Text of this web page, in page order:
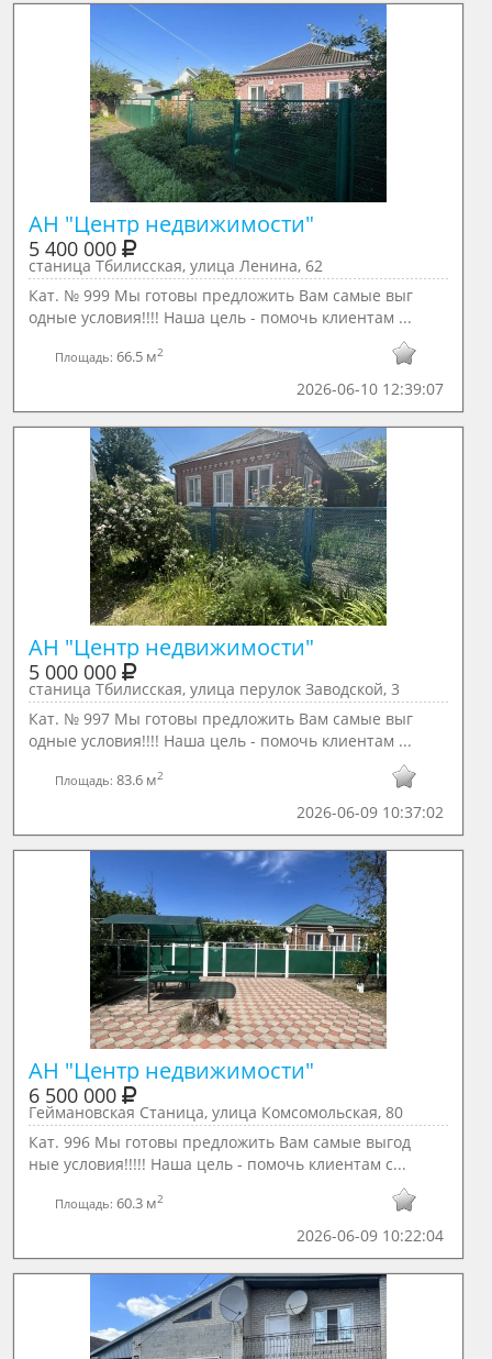
АН "Центр недвижимости"
5 400 000
станица Тбилисская, улица Ленина, 62
Кат. № 999 Мы готовы предложить Вам самые выг
одные условия!!!! Наша цель - помочь клиентам ...
Площадь:66.5 м2
2026-06-10 12:39:07
АН "Центр недвижимости"
5 000 000
станица Тбилисская, улица перулок Заводской, 3
Кат. № 997 Мы готовы предложить Вам самые выг
одные условия!!!! Наша цель - помочь клиентам ...
Площадь:83.6 м2
2026-06-09 10:37:02
АН "Центр недвижимости"
6 500 000
Геймановская Станица, улица Комсомольская, 80
Кат. 996 Мы готовы предложить Вам самые выгод
ные условия!!!!! Наша цель - помочь клиентам с...
Площадь:60.3 м2
2026-06-09 10:22:04